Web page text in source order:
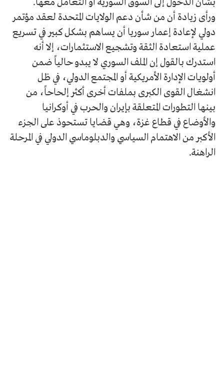
ورأى زيادة أن من شأن دعم الولايات المتحدة لعقد مؤتمر
دولي لإعادة إعمار سوريا أن يساهم بشكل كبير في تسريع
عملية استعادة الثقة وتشجيع الاستثمارات، إلا أنه
استدرك بالقول إن الملف السوري لا يبدو حالياً ضمن
أولويات الإدارة الأمريكية أو المجتمع الدولي، في ظل
انشغال القوى الكبرى بملفات أخرى أكثر إلحاحاً، من
بينها التطورات المتعلقة بإيران والحرب في أوكرانيا
والأوضاع في قطاع غزة، وهي قضايا تستحوذ على الجزء
الأكبر من الاهتمام السياسي والدبلوماسي الدولي في المرحلة
الراهنة.